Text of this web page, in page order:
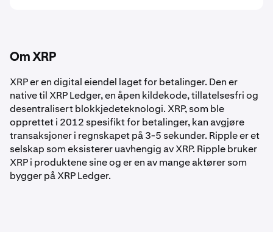
Om XRP
XRP er en digital eiendel laget for betalinger. Den er
native til XRP Ledger, en åpen kildekode, tillatelsesfri og
desentralisert blokkjedeteknologi. XRP, som ble
opprettet i 2012 spesifikt for betalinger, kan avgjøre
transaksjoner i regnskapet på 3-5 sekunder. Ripple er et
selskap som eksisterer uavhengig av XRP. Ripple bruker
XRP i produktene sine og er en av mange aktører som
bygger på XRP Ledger.